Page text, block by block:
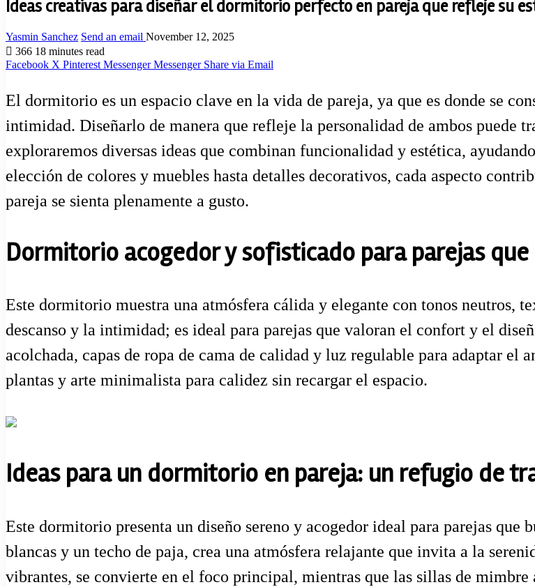
Ideas creativas para diseñar el dormitorio perfecto en pareja que refleje su
Yasmin Sanchez Send an email November 12, 2025
366 18 minutes read
Facebook X Pinterest Messenger Messenger Share via Email
El dormitorio es un espacio clave en la vida de pareja, ya que es donde se
intimidad. Diseñarlo de manera que refleje la personalidad de ambos puede
exploraremos diversas ideas que combinan funcionalidad y estética,
elección de colores y muebles hasta detalles decorativos, cada aspecto
pareja se sienta plenamente a gusto.
Dormitorio acogedor y sofisticado para parejas
Este dormitorio muestra una atmósfera cálida y elegante con tonos neutros,
descanso y la intimidad; es ideal para parejas que valoran el confort y el
acolchada, capas de ropa de cama de calidad y luz regulable para adaptar
plantas y arte minimalista para calidez sin recargar el espacio.
Ideas para un dormitorio en pareja: un refugio de
Este dormitorio presenta un diseño sereno y acogedor ideal para parejas que
blancas y un techo de paja, crea una atmósfera relajante que invita a la
vibrantes, se convierte en el foco principal, mientras que las sillas de